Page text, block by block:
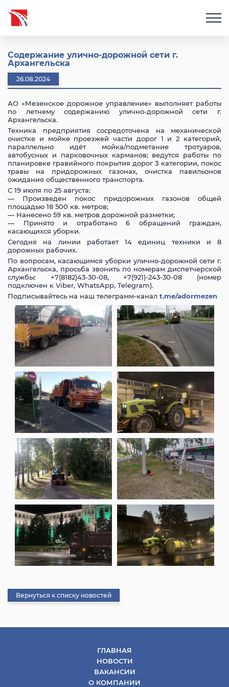
Содержание улично-дорожной сети г.
Архангельска
26.08.2024
АО «Мезенское дорожное управление» выполняет работы
по летнему содержанию улично-дорожной сети г.
Архангельска.
Техника предприятия сосредоточена на механической
очистке и мойке проезжей части дорог 1 и 2 категорий,
параллельно идёт мойка/подметание тротуаров,
автобусных и парковочных карманов; ведутся работы по
планировке гравийного покрытия дорог 3 категории, покос
травы на придорожных газонах, очистка павильонов
ожидания общественного транспорта.
С 19 июля по 25 августа:
— Произведен покос придорожных газонов общей
площадью 18 500 кв. метров;
— Нанесено 59 кв. метров дорожной разметки;
— Принято и отработано 6 обращений граждан,
касающихся уборки.
Сегодня на линии работает 14 единиц техники и 8
дорожных рабочих.
По вопросам, касающимся уборки улично-дорожной сети г.
Архангельска, просьба звонить по номерам диспетчерской
службы: +7(8182)43-30-08, +7(921)-243-30-08 (номер
подключен к Viber, WhatsApp, Telegram).
Подписывайтесь на наш телеграмм-канал t.me/adormezen
Вернуться к списку новостей
ГЛАВНАЯ
НОВОСТИ
ВАКАНСИИ
О КОМПАНИИ